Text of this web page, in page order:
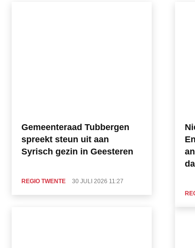
Gemeenteraad Tubbergen
spreekt steun uit aan
Syrisch gezin in Geesteren
REGIO TWENTE 30 JULI 2026 11:27